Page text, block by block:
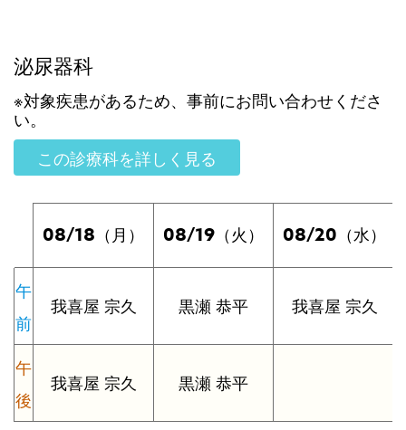
泌尿器科
※対象疾患があるため、事前にお問い合わせくださ
い。
この診療科を詳しく見る
08/18 （月） 08/19 （火） 08/20 （水）
午
前
我喜屋 宗久 黒瀬 恭平 我喜屋 宗久
午
後
我喜屋 宗久 黒瀬 恭平